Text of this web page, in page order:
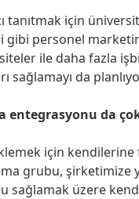
tanıtmak için
gibi personel
ile daha fazla
sağlamayı da
entegrasyonu da
için
grubu, şirketimize
sağlamak üzere